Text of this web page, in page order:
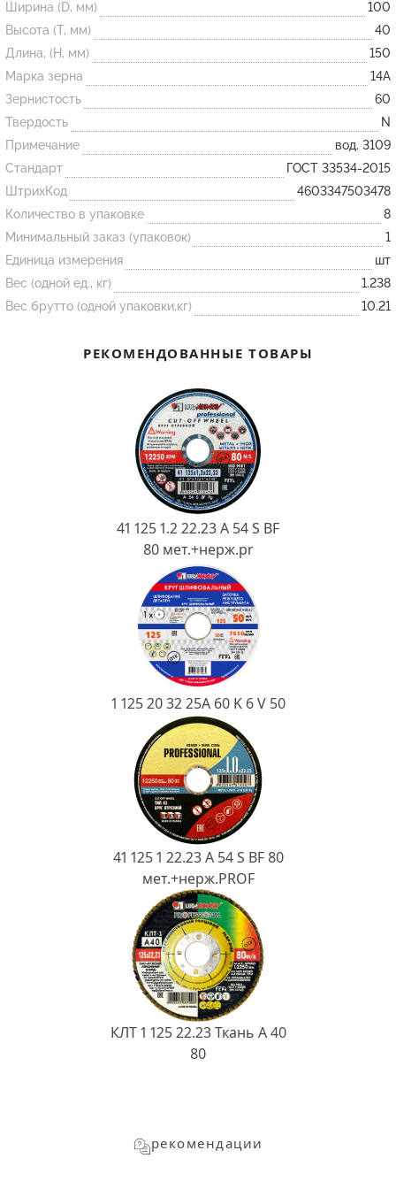
Огнеупорные
изделия
Скачать каталог
Тигель
Муфель
Черпак
Шербер
Трубка
Стержень
Пробка
Лодочка
Ковш разливочный
Огнеупорная SiC смесь
Ширина (D, мм)
100
Высота (T, мм)
40
Длина, (H, мм)
150
Марка зерна
14А
Зернистость
60
Твердость
N
Примечание
вод. 3109
Стандарт
ГОСТ 33534-2015
ШтрихКод
4603347503478
Количество в упаковке
8
Минимальный заказ (упаковок)
1
Единица измерения
шт
Вес (одной ед., кг)
1.238
Вес брутто (одной упаковки,кг)
10.21
РЕКОМЕНДОВАННЫЕ ТОВАРЫ
41 125 1.2 22.23 A 54 S BF
80 мет.+нерж.pr
1 125 20 32 25А 60 K 6 V 50
41 125 1 22.23 A 54 S BF 80
мет.+нерж.PROF
КЛТ 1 125 22.23 Ткань A 40
80
рекомендации